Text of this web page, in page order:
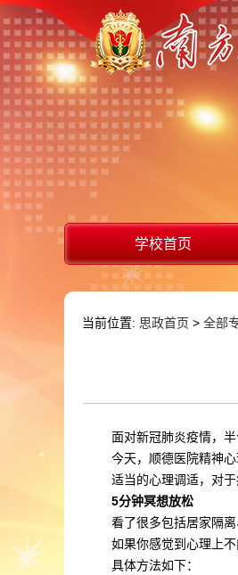
学校首页
当前位置: 思政首页 > 全部
面对新冠肺炎疫情，
今天，顺德医院精神心
适当的心理调适，对
5分钟冥想放松
看了很多包括居家隔
如果你感觉到心理上
具体方法如下：